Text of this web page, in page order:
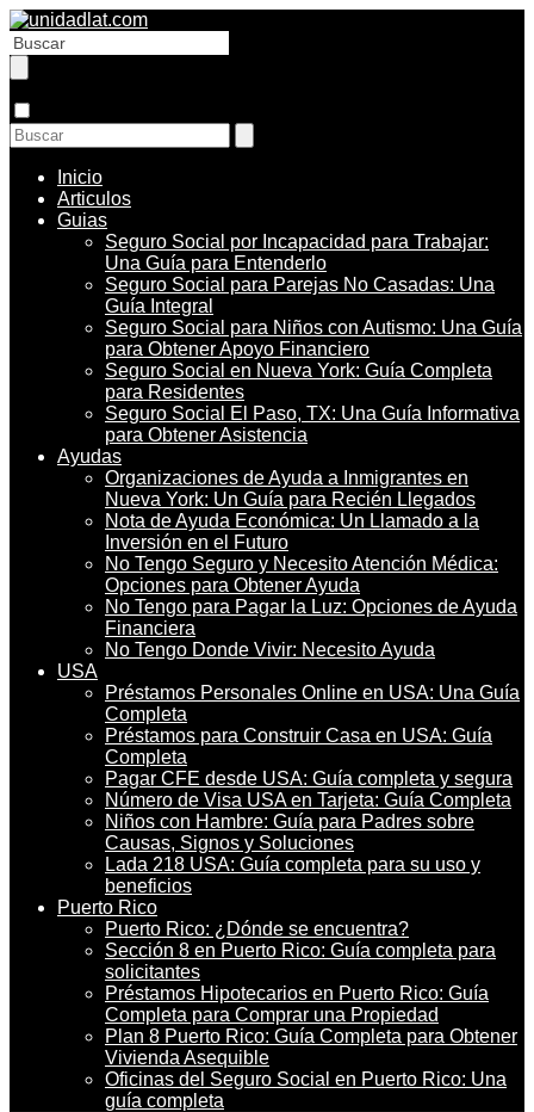
Inicio
Articulos
Guias
Seguro Social por Incapacidad para Trabajar:
Una Guía para Entenderlo
Seguro Social para Parejas No Casadas: Una
Guía Integral
Seguro Social para Niños con Autismo: Una Guía
para Obtener Apoyo Financiero
Seguro Social en Nueva York: Guía Completa
para Residentes
Seguro Social El Paso, TX: Una Guía Informativa
para Obtener Asistencia
Ayudas
Organizaciones de Ayuda a Inmigrantes en
Nueva York: Un Guía para Recién Llegados
Nota de Ayuda Económica: Un Llamado a la
Inversión en el Futuro
No Tengo Seguro y Necesito Atención Médica:
Opciones para Obtener Ayuda
No Tengo para Pagar la Luz: Opciones de Ayuda
Financiera
No Tengo Donde Vivir: Necesito Ayuda
USA
Préstamos Personales Online en USA: Una Guía
Completa
Préstamos para Construir Casa en USA: Guía
Completa
Pagar CFE desde USA: Guía completa y segura
Número de Visa USA en Tarjeta: Guía Completa
Niños con Hambre: Guía para Padres sobre
Causas, Signos y Soluciones
Lada 218 USA: Guía completa para su uso y
beneficios
Puerto Rico
Puerto Rico: ¿Dónde se encuentra?
Sección 8 en Puerto Rico: Guía completa para
solicitantes
Préstamos Hipotecarios en Puerto Rico: Guía
Completa para Comprar una Propiedad
Plan 8 Puerto Rico: Guía Completa para Obtener
Vivienda Asequible
Oficinas del Seguro Social en Puerto Rico: Una
guía completa